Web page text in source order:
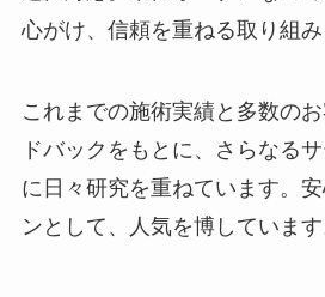
心がけ、信頼を重ねる取り組み
これまでの施術実績と多数の
ドバックをもとに、さらなる
に日々研究を重ねています。
ンとして、人気を博しています